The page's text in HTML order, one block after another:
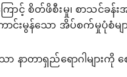
င့် စိတ်ဖိစီးမှု၊ စာသင်ခန်း
ကောင်းမွန်သော အိပ်စက်မှုပုံ
ာ နာတာရှည်ရောဂါမျာ